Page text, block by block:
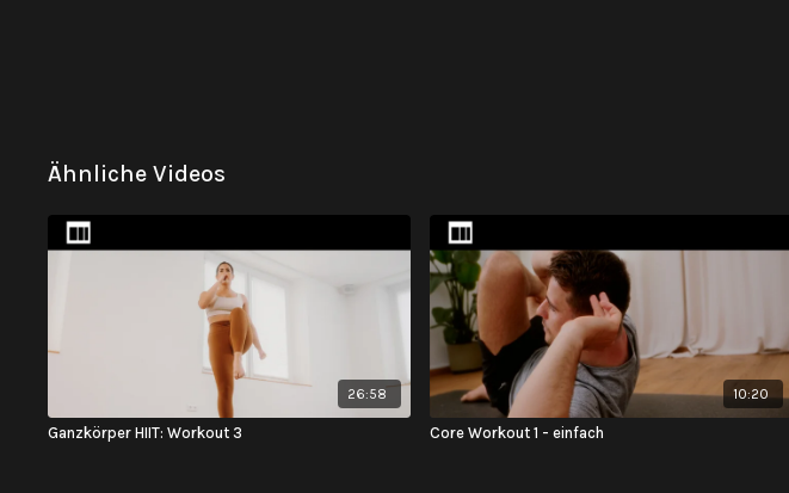
Ähnliche Videos
26:58
Ganzkörper HIIT: Workout 3
10:20
Core Workout 1 - einfach